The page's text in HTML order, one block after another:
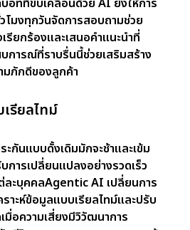
ภัยก่อให้เกิดความท้าทายที่สำคัญ
มีค่าใช้จ่ายหลายพันล้านรายต่อปี
อโกงแบบดั้งเดิมมักจะระบุปัญหา
นการAgentic AI ใช้การจดจำรูป
ติกรรมที่น่าสงสัยในแบบเรียลไทม์
คล้ายคลึงกันหรือความไม่สอดคล้อง
วทางเชิงรุกนี้ช่วยให้ผู้ประกันภัย
รเงินรักษาชื่อเสียงและสร้างความ